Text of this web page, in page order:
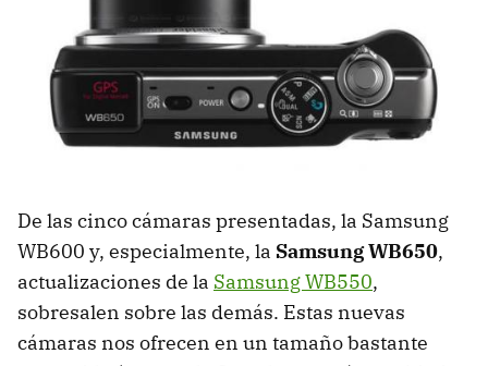
De las cinco cámaras presentadas, la Samsung
WB600 y, especialmente, la Samsung WB650,
actualizaciones de la Samsung WB550,
sobresalen sobre las demás. Estas nuevas
cámaras nos ofrecen en un tamaño bastante